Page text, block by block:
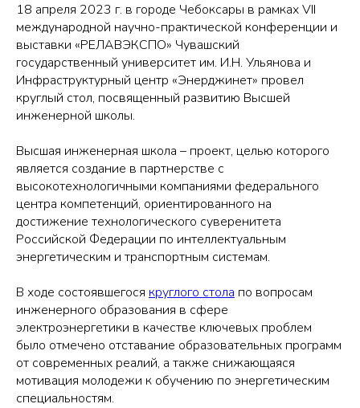
18 апреля 2023 г. в городе Чебоксары в рамках VII
международной научно-практической конференции и
выставки «РЕЛАВЭКСПО» Чувашский
государственный университет им. И.Н. Ульянова и
Инфраструктурный центр «Энерджинет» провел
круглый стол, посвященный развитию Высшей
инженерной школы.
Высшая инженерная школа – проект, целью которого
является создание в партнерстве с
высокотехнологичными компаниями федерального
центра компетенций, ориентированного на
достижение технологического суверенитета
Российской Федерации по интеллектуальным
энергетическим и транспортным системам.
В ходе состоявшегося круглого стола по вопросам
инженерного образования в сфере
электроэнергетики в качестве ключевых проблем
было отмечено отставание образовательных программ
от современных реалий, а также снижающаяся
мотивация молодежи к обучению по энергетическим
специальностям.